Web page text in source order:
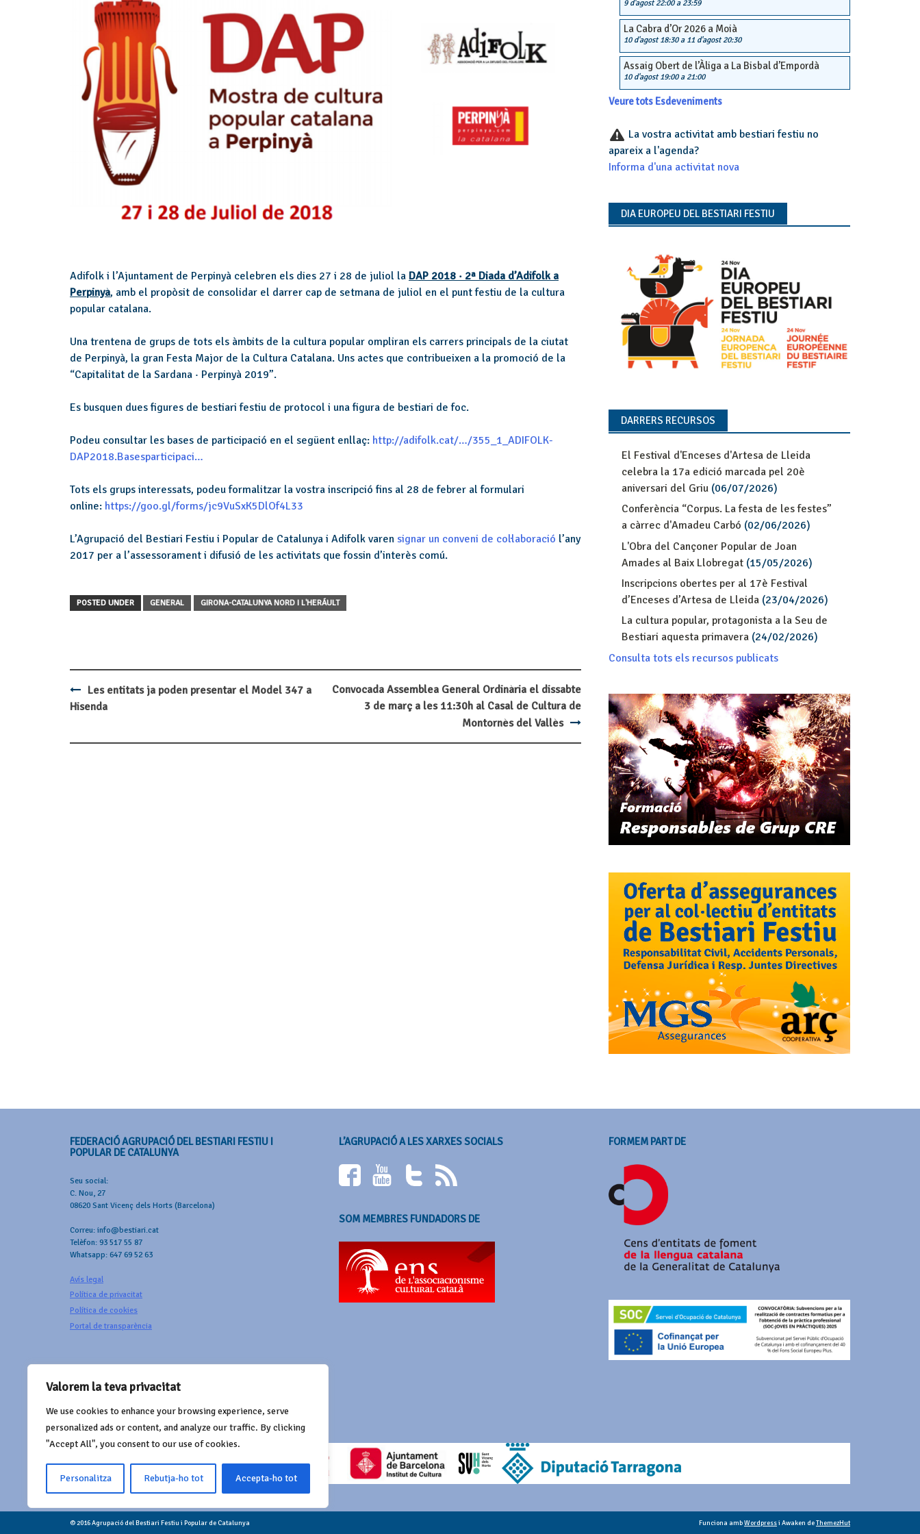
Valorem la teva privacitat
We use cookies to enhance your browsing experience, serve
personalized ads or content, and analyze our traffic. By clicking
"Accept All", you consent to our use of cookies.
Personalitza Rebutja-ho tot Accepta-ho tot
Adifolk i l’Ajuntament de Perpinyà celebren els dies 27 i 28 de juliol la DAP 2018 · 2ª Diada d’Adifolk a
Perpinyà, amb el propòsit de consolidar el darrer cap de setmana de juliol en el punt festiu de la cultura
popular catalana.
Una trentena de grups de tots els àmbits de la cultura popular ompliran els carrers principals de la ciutat
de Perpinyà, la gran Festa Major de la Cultura Catalana. Uns actes que contribueixen a la promoció de la
“Capitalitat de la Sardana · Perpinyà 2019”.
Es busquen dues figures de bestiari festiu de protocol i una figura de bestiari de foc.
Podeu consultar les bases de participació en el següent enllaç: http://adifolk.cat/…/355_1_ADIFOLK-
DAP2018.Basesparticipaci…
Tots els grups interessats, podeu formalitzar la vostra inscripció fins al 28 de febrer al formulari
online: https://goo.gl/forms/jc9VuSxK5DlOf4L33
L’Agrupació del Bestiari Festiu i Popular de Catalunya i Adifolk varen signar un conveni de col·laboració l’any
2017 per a l’assessorament i difusió de les activitats que fossin d’interès comú.
POSTED UNDER GENERAL GIRONA-CATALUNYA NORD I L'HERÁULT
Post
Les entitats ja poden presentar el Model 347 a
Hisenda
Convocada Assemblea General Ordinària el dissabte
3 de març a les 11:30h al Casal de Cultura de
Montornès del Vallès
9 d'agost 22:00a 23:59
La Cabra d’Or 2026 a Moià
10 d'agost 18:30a 11 d'agost 20:30
Assaig Obert de l’Àliga a La Bisbal d’Empordà
10 d'agost 19:00a 21:00
Veure tots Esdeveniments
La vostra activitat amb bestiari festiu no
apareix a l'agenda?
Informa d'una activitat nova
DIA EUROPEU DEL BESTIARI FESTIU
DARRERS RECURSOS
El Festival d'Enceses d'Artesa de Lleida
celebra la 17a edició marcada pel 20è
aniversari del Griu(06/07/2026)
Conferència “Corpus. La festa de les festes”
a càrrec d'Amadeu Carbó (02/06/2026)
L'Obra del Cançoner Popular de Joan
Amades al Baix Llobregat(15/05/2026)
Inscripcions obertes per al 17è Festival
d’Enceses d’Artesa de Lleida(23/04/2026)
La cultura popular, protagonista a la Seu de
Bestiari aquesta primavera(24/02/2026)
Consulta tots els recursos publicats
FEDERACIÓ AGRUPACIÓ DEL BESTIARI FESTIU I
POPULAR DE CATALUNYA
Seu social:
C. Nou, 27
08620 Sant Vicenç dels Horts (Barcelona)
Correu: info@bestiari.cat
Telèfon: 93 517 55 87
Whatsapp: 647 69 52 63
Avís legal
Política de privacitat
Política de cookies
Portal de transparència
L’AGRUPACIÓ A LES XARXES SOCIALS
SOM MEMBRES FUNDADORS DE
FORMEM PART DE
© 2016 Agrupació del Bestiari Festiu i Popular de Catalunya Funciona ambWordpressi Awaken deThemezHut